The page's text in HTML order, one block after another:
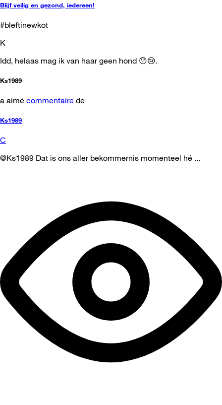
Blijf veilig en gezond, iedereen!
#bleftinewkot
K
Idd, helaas mag ik van haar geen hond 😯😢.
Ks1989
a aimé commentaire de
Ks1989
C
@Ks1989 Dat is ons aller bekommernis momenteel hé ...